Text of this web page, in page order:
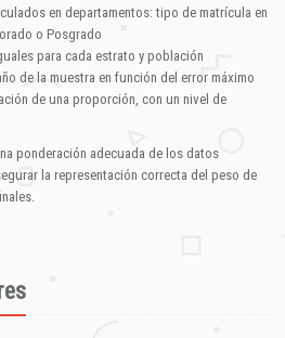
en departamentos: tipo de matrícula en
o Posgrado
para cada estrato y población
de la muestra en función del error máximo
de una proporción, con un nivel de
ponderación adecuada de los datos
la representación correcta del peso de